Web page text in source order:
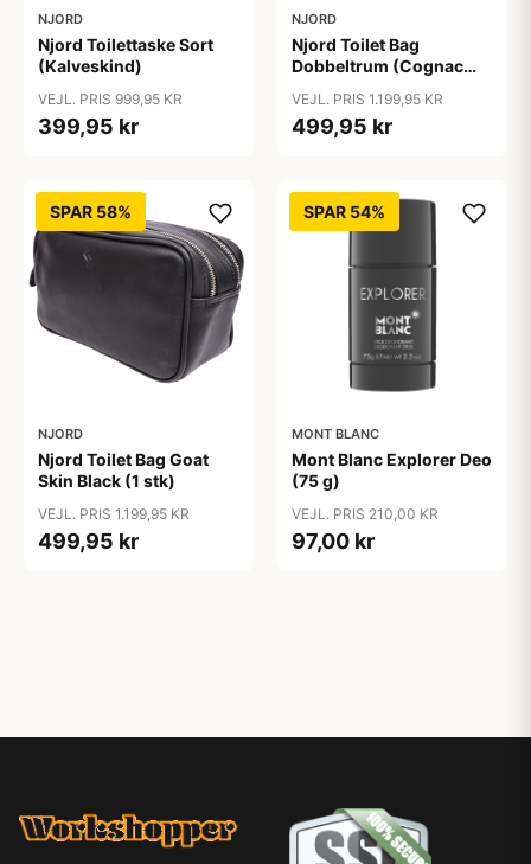
NJORD
Njord Toilettaske Sort
(Kalveskind)
VEJL. PRIS 999,95 KR
399,95 kr
NJORD
Njord Toilet Bag
Dobbeltrum (Cognac
VEJL. PRIS 1.199,95 KR
499,95 kr
SPAR 58%
NJORD
Njord Toilet Bag Goat
Skin Black (1 stk)
VEJL. PRIS 1.199,95 KR
499,95 kr
SPAR 54%
MONT BLANC
Mont Blanc Explorer Deo
(75 g)
VEJL. PRIS 210,00 KR
97,00 kr